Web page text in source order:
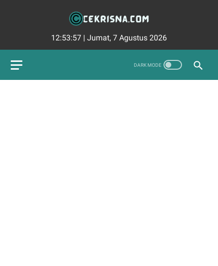
12:53:59 | Jumat, 7 Agustus 2026